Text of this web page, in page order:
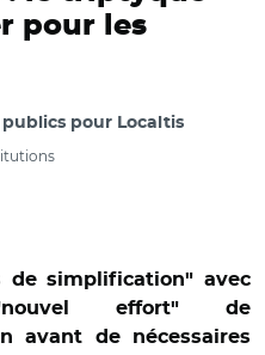
pour les
publics pour Localtis
de simplification" avec
effort" de
avant de nécessaires